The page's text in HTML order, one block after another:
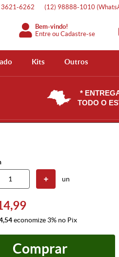
3621-6262 (12) 98888-1010
Bem-vindo!
Entre ouCadastre-se
Kits Outros
*
TODO O
un
economize 3% no Pix
Comprar